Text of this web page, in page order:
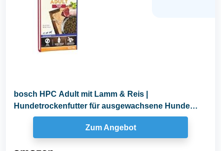
bosch HPC Adult mit Lamm & Reis |
Hundetrockenfutter für ausgewachsene Hunde
aller Rassen | 1 x...
Zum Angebot